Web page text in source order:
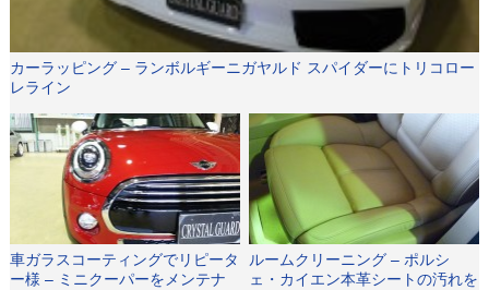
カーラッピング – ランボルギーニガヤルド スパイダーにトリコロー
レライン
車ガラスコーティングでリピータ
ー様 – ミニクーパーをメンテナ
ルームクリーニング – ポルシ
ェ・カイエン本革シートの汚れを